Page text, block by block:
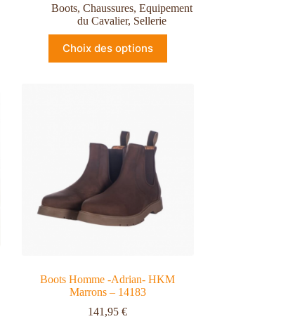
Boots, Chaussures, Equipement
du Cavalier, Sellerie
Choix des options
Boots Homme -Adrian- HKM
Marrons – 14183
141,95€